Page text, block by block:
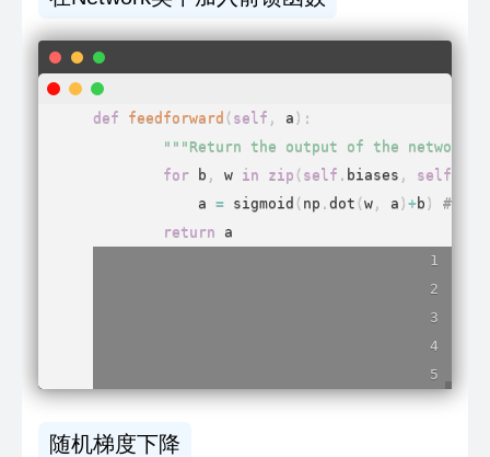
def feedforward ( self , a ) :
"""Return the output of the
for b , w in zip ( self . biases , self
            a
= sigmoid ( np . dot (w , a ) +b )
# 注意
return a
随机梯度下降